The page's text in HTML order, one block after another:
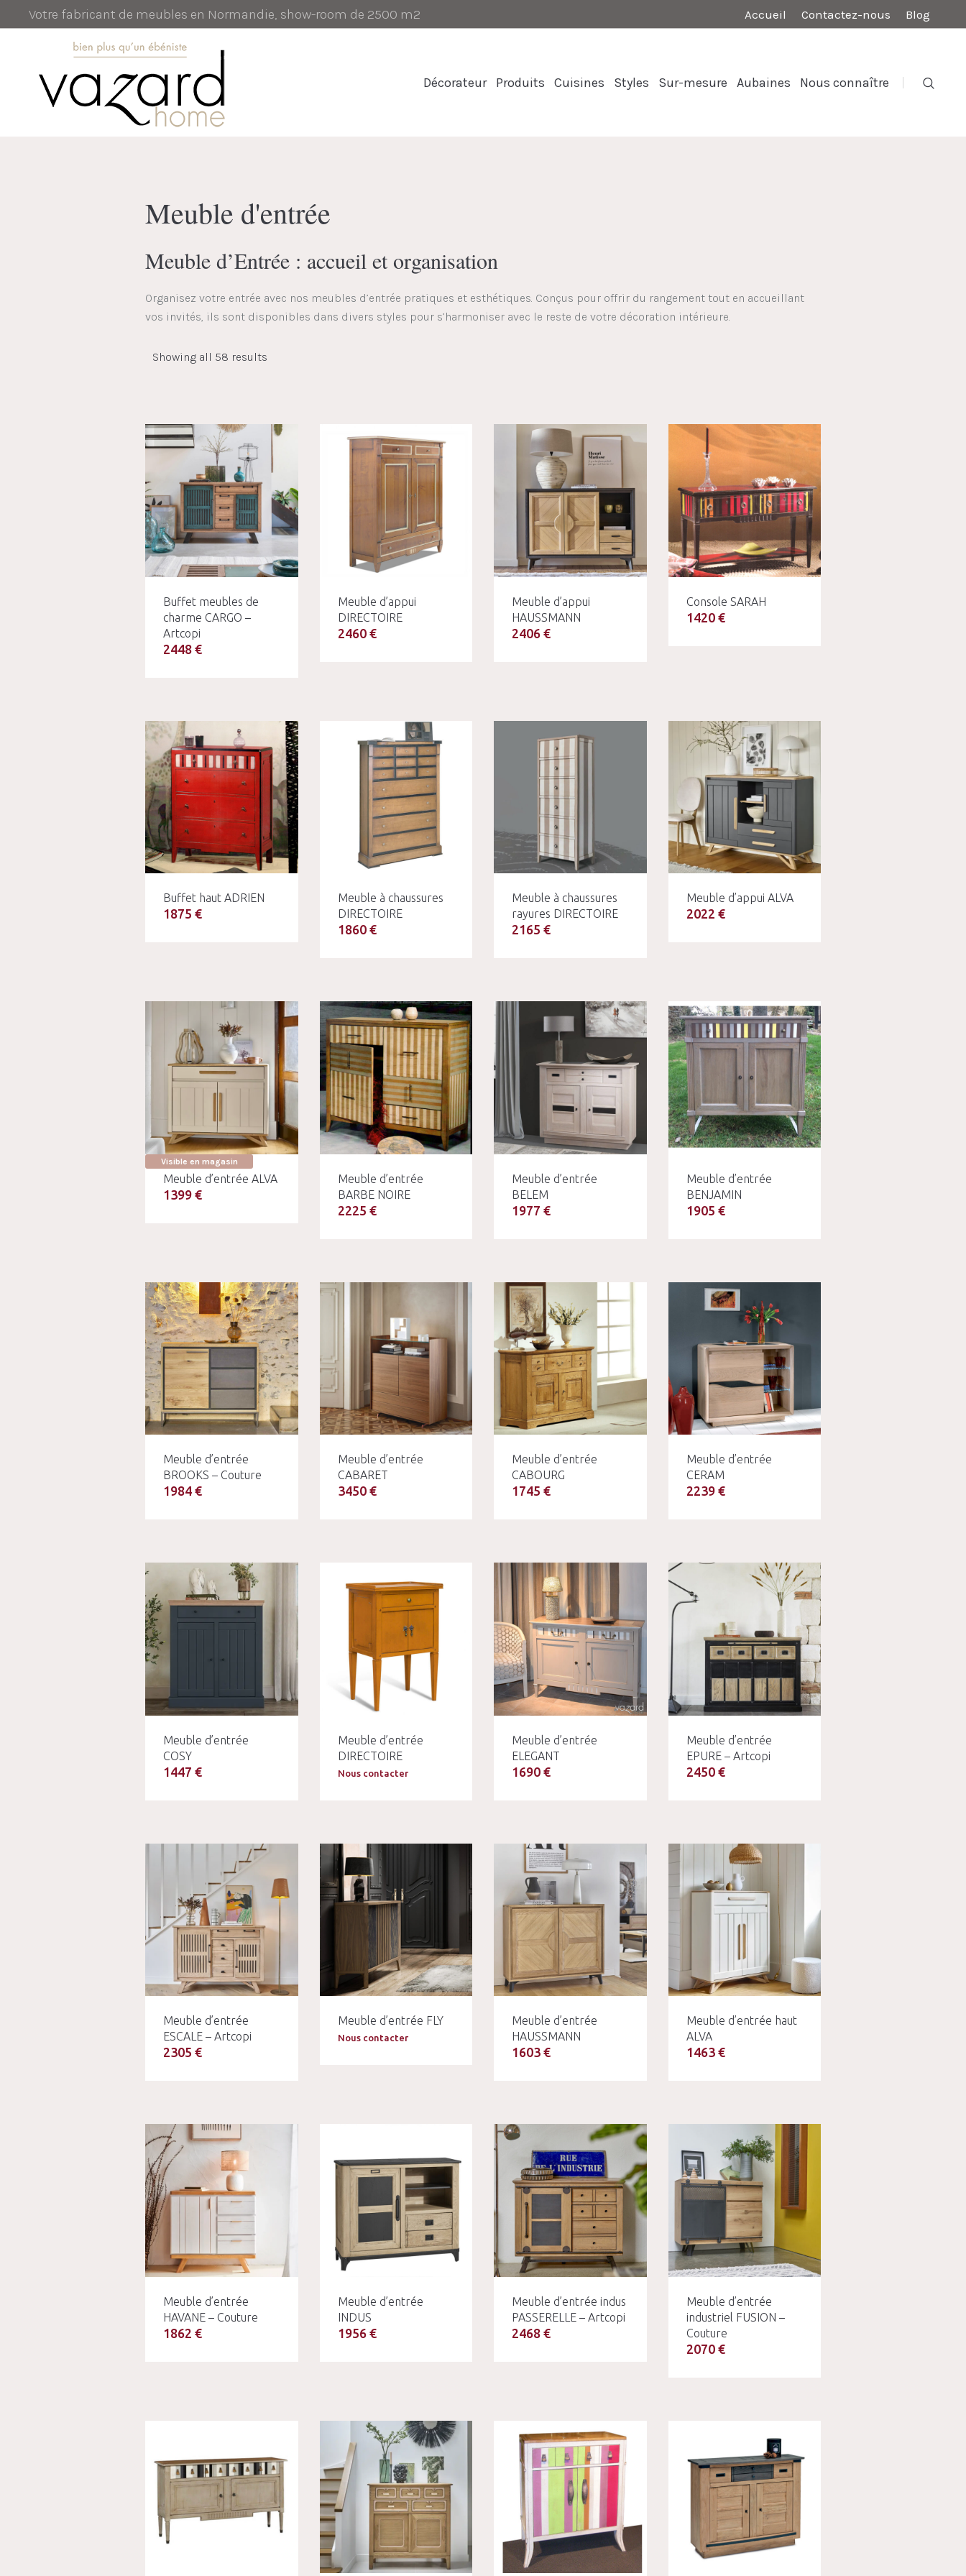
Accueil Contactez-nous Blog
Votre fabricant de meubles en Normandie, show-room de 2500 m2
Décorateur Produits Cuisines Styles Sur-mesure Aubaines Nous connaître
Meuble d'entrée
Meuble d’Entrée : accueil et organisation
Organisez votre entrée avec nos meubles d’entrée pratiques et esthétiques. Conçus pour offrir du rangement tout en accueillant
vos invités, ils sont disponibles dans divers styles pour s’harmoniser avec le reste de votre décoration intérieure.
Showing all 58 results
Buffet meubles de
charme CARGO –
Artcopi
2448 €
Meuble d’appui
DIRECTOIRE
2460 €
Meuble d’appui
HAUSSMANN
2406 €
Console SARAH
1420 €
Buffet haut ADRIEN
1875 €
Meuble à chaussures
DIRECTOIRE
1860 €
Meuble à chaussures
rayures DIRECTOIRE
2165 €
Meuble d’appui ALVA
2022 €
Visible en magasin
Meuble d’entrée ALVA
1399 €
Meuble d’entrée
BARBE NOIRE
2225 €
Meuble d’entrée
BELEM
1977 €
Meuble d’entrée
BENJAMIN
1905 €
Meuble d’entrée
BROOKS – Couture
1984 €
Meuble d’entrée
CABARET
3450 €
Meuble d’entrée
CABOURG
1745 €
Meuble d’entrée
CERAM
2239 €
Meuble d’entrée
COSY
1447 €
Meuble d’entrée
DIRECTOIRE
Nous contacter
Meuble d’entrée
ELEGANT
1690 €
Meuble d’entrée
EPURE – Artcopi
2450 €
Meuble d’entrée
ESCALE – Artcopi
2305 €
Meuble d’entrée FLY
Nous contacter
Meuble d’entrée
HAUSSMANN
1603 €
Meuble d’entrée haut
ALVA
1463 €
Meuble d’entrée
HAVANE – Couture
1862 €
Meuble d’entrée
INDUS
1956 €
Meuble d’entrée indus
PASSERELLE – Artcopi
2468 €
Meuble d’entrée
industriel FUSION –
Couture
2070 €